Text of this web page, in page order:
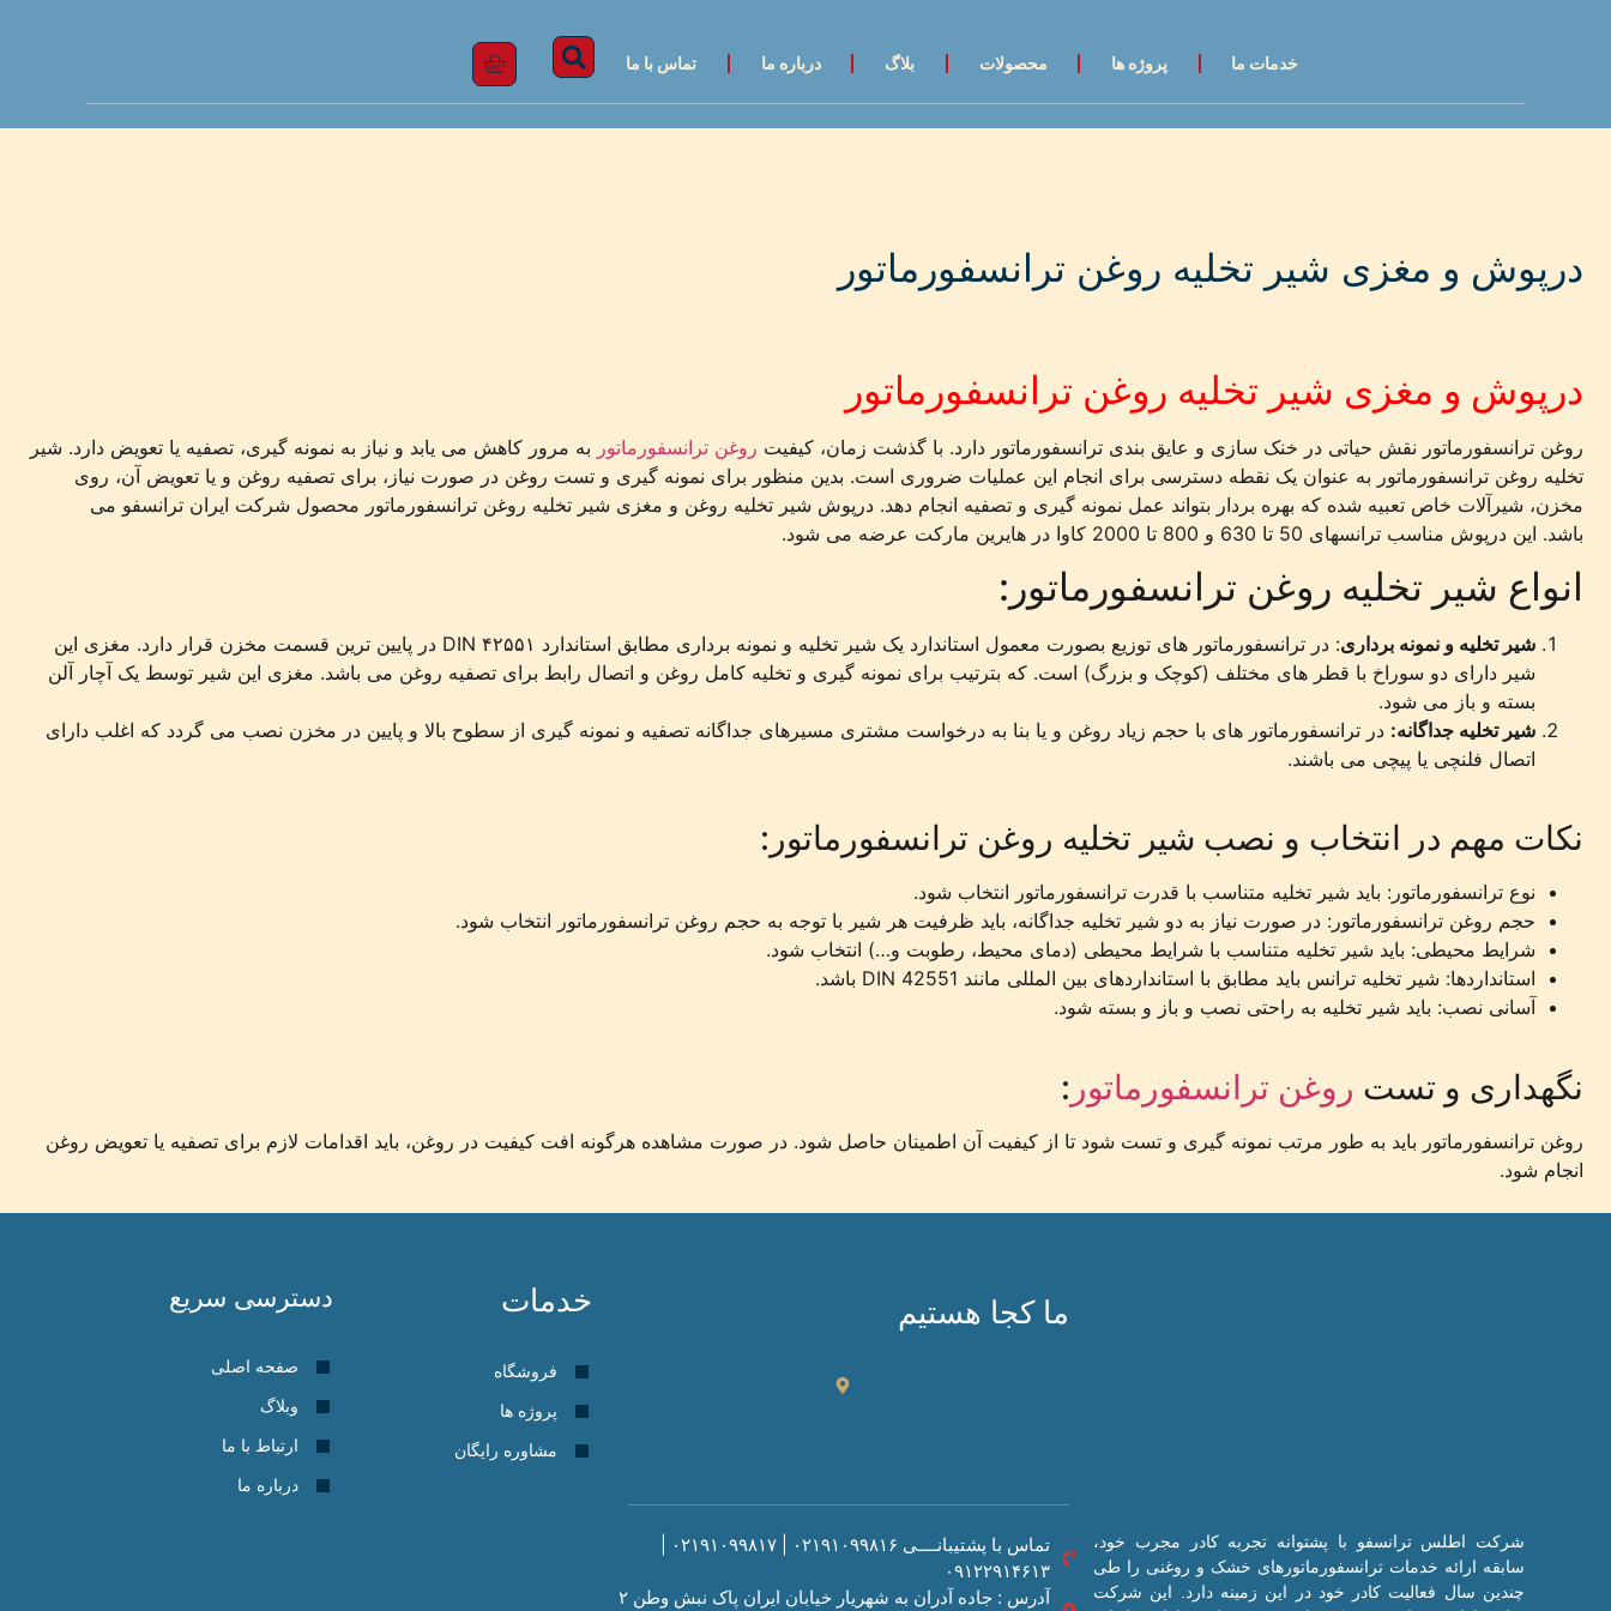
خدمات ما پروژه ها محصولات بلاگ درباره ما تماس با ما
درپوش و مغزی شیر تخلیه روغن ترانسفورماتور
درپوش و مغزی شیر تخلیه روغن ترانسفورماتور
روغن ترانسفورماتور نقش حیاتی در خنک سازی و عایق بندی ترانسفورماتور دارد. با گذشت زمان، کیفیت روغن ترانسفورماتور به مرور کاهش می یابد و نیاز به نمونه گیری، تصفیه یا تعویض دارد. شیر
تخلیه روغن ترانسفورماتور به عنوان یک نقطه دسترسی برای انجام این عملیات ضروری است. بدین منظور برای نمونه گیری و تست روغن در صورت نیاز، برای تصفیه روغن و یا تعویض آن، روی
مخزن، شیرآلات خاص تعبیه شده که بهره بردار بتواند عمل نمونه گیری و تصفیه انجام دهد. درپوش شیر تخلیه روغن و مغزی شیر تخلیه روغن ترانسفورماتور محصول شرکت ایران ترانسفو می
باشد. این درپوش مناسب ترانسهای 50 تا 630 و 800 تا 2000 کاوا در هایرین مارکت عرضه می شود.
انواع شیر تخلیه روغن ترانسفورماتور:
شیر تخلیه و نمونه برداری
: در ترانسفورماتور های توزیع بصورت معمول استاندارد یک شیر تخلیه و نمونه برداری مطابق استاندارد DIN ۴۲۵۵۱ در پایین ترین قسمت مخزن قرار دارد. مغزی این
شیر دارای دو سوراخ با قطر های مختلف (کوچک و بزرگ) است. که بترتیب برای نمونه گیری و تخلیه کامل روغن و اتصال رابط برای تصفیه روغن می باشد. مغزی این شیر توسط یک آچار آلن
بسته و باز می شود.
شیر تخلیه جداگانه: در ترانسفورماتور های با حجم زیاد روغن و یا بنا به درخواست مشتری مسیرهای جداگانه تصفیه و نمونه گیری از سطوح بالا و پایین در مخزن نصب می گردد که اغلب دارای
اتصال فلنچی یا پیچی می باشند.
نکات مهم در انتخاب و نصب شیر تخلیه روغن ترانسفورماتور:
نوع ترانسفورماتور: باید شیر تخلیه متناسب با قدرت ترانسفورماتور انتخاب شود.
حجم روغن ترانسفورماتور: در صورت نیاز به دو شیر تخلیه جداگانه، باید ظرفیت هر شیر با توجه به حجم روغن ترانسفورماتور انتخاب شود.
شرایط محیطی: باید شیر تخلیه متناسب با شرایط محیطی (دمای محیط، رطوبت و…) انتخاب شود.
استانداردها: شیر تخلیه ترانس باید مطابق با استانداردهای بین المللی مانند DIN 42551 باشد.
آسانی نصب: باید شیر تخلیه به راحتی نصب و باز و بسته شود.
نگهداری و تست روغن ترانسفورماتور :
روغن ترانسفورماتور باید به طور مرتب نمونه گیری و تست شود تا از کیفیت آن اطمینان حاصل شود. در صورت مشاهده هرگونه افت کیفیت در روغن، باید اقدامات لازم برای تصفیه یا تعویض روغن
انجام شود.
شرکت اطلس ترانسفو با پشتوانه تجربه کادر مجرب خود،
سابقه ارائه خدمات ترانسفورماتورهای خشک و روغنی را طی
چندین سال فعالیت کادر خود در این زمینه دارد. این شرکت
ما کجا هستیم
۰۹۱۲۲۹۱۴۶۱۳
آدرس : جاده آدران به شهریار خیابان ایران پاک نبش وطن ۲
خدمات
فروشگاه
پروژه ها
مشاوره رایگان
دسترسی سریع
صفحه اصلی
وبلاگ
ارتباط با ما
درباره ما